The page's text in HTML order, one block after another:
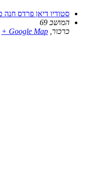
סטודיו דיאן פרדס חנה
המושב 69
כרכור + Google Map